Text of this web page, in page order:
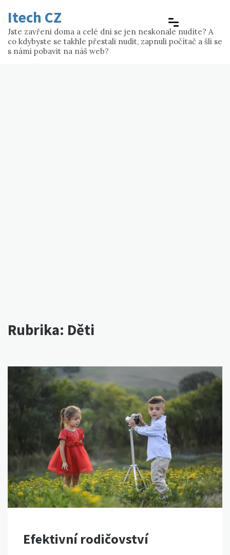
content
Itech CZ
Jste zavřeni doma a celé dni se jen neskonale nudíte? A
co kdybyste se takhle přestali nudit, zapnuli počítač a šli se
s námi pobavit na náš web?
Rubrika: Děti
Efektivní rodičovství